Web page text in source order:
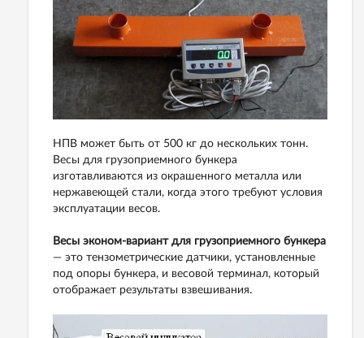
НПВ может быть от 500 кг до нескольких тонн.
Весы для грузоприемного бункера
изготавливаются из окрашенного металла или
нержавеющей стали, когда этого требуют условия
эксплуатации весов.
Весы эконом-вариант для грузоприемного бункера
— это тензометрические датчики, установленные
под опоры бункера, и весовой терминал, который
отображает результаты взвешивания.